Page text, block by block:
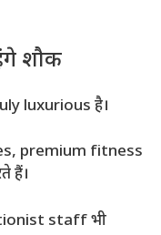
शौक
luxurious है।
premium fitness
हैं।
staff भी